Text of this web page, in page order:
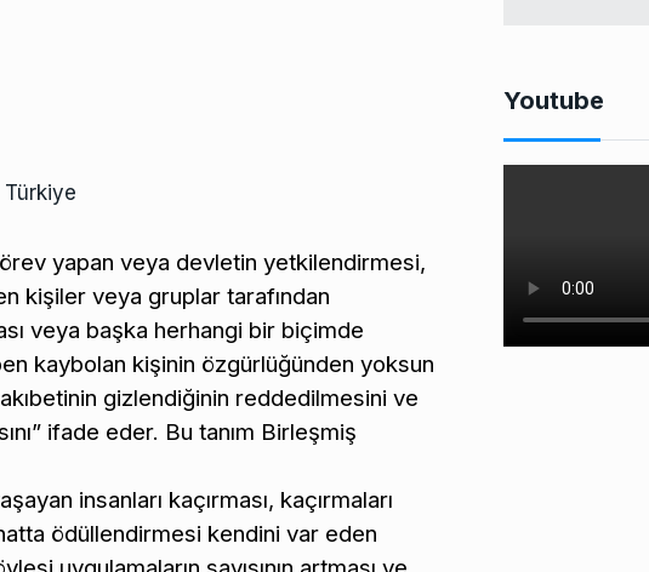
yapan veya devletin yetkilendirmesi,
kişiler veya gruplar tarafından
veya başka herhangi bir biçimde
kaybolan kişinin özgürlüğünden yoksun
akıbetinin gizlendiğinin reddedilmesini ve
ifade eder. Bu tanım Birleşmiş
insanları kaçırması, kaçırmaları
ödüllendirmesi kendini var eden
Youtube